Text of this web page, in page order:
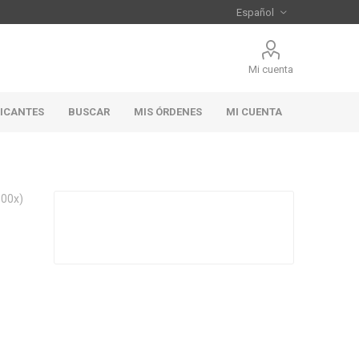
Mi cuenta
BUSCAR MIS ÓRDENES MI CUENTA